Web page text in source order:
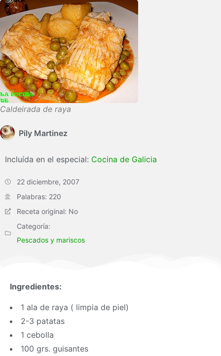
Caldeirada de raya
Pily Martinez
Incluída en el especial: Cocina de Galicia
22 diciembre, 2007
Palabras: 220
Receta original: No
Categoría:
Pescados y mariscos
Ingredientes:
1 ala de raya ( limpia de piel)
2-3 patatas
1 cebolla
100 grs. guisantes